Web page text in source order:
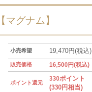
グナム】
小売希望 19,470円(税込)
販売価格 16,500円(税込)
ポイント還元
330ポイント
(330円相当)